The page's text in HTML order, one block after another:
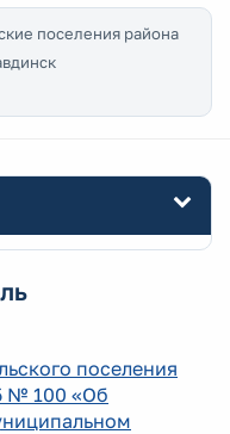
поселения района
поселения
№ 100 «Об